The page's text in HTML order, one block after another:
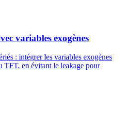
variables exogènes
: intégrer les variables exogènes
en évitant le leakage pour